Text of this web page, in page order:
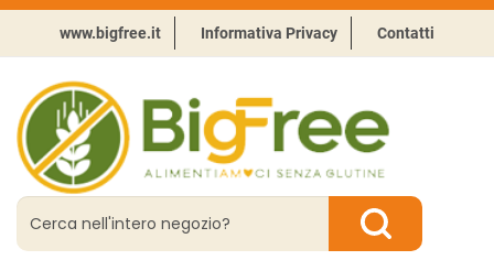
Passa
contenuto
principale
www.bigfree.it Informativa Privacy Contatti
BigFree
-
Punto
celiachia
Cerca
Prodotto
Cerca Prodotto